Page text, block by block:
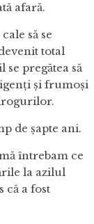
afară.
să se
total
pregătea să
și frumoși
de șapte ani.
întrebam ce
la azilul
că a fost